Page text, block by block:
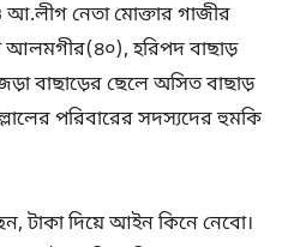
নেতা মোক্তার গাজীর
হরিপদ বাছাড়
বাছাড়ের ছেলে অসিত বাছাড়
পরিবারের সদস্যদের হুমকি
টাকা দিয়ে আইন কিনে নেবো।